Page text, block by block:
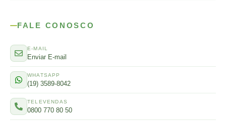
FALE CONOSCO
E-MAIL
Enviar E-mail
WHATSAPP
(19) 3589-8042
TELEVENDAS
0800 770 80 50